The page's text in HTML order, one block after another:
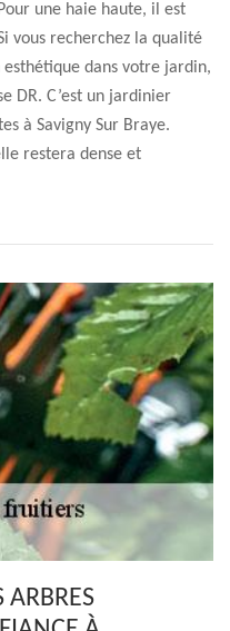
une haie haute, il est
vous recherchez la qualité
dans votre jardin,
DR. C’est un jardinier
à Savigny Sur Braye.
restera dense et
ARBRES